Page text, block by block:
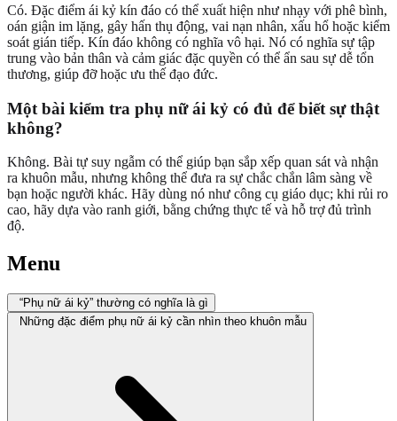
Có. Đặc điểm ái kỷ kín đáo có thể xuất hiện như nhạy với phê bình,
oán giận im lặng, gây hấn thụ động, vai nạn nhân, xấu hổ hoặc kiểm
soát gián tiếp. Kín đáo không có nghĩa vô hại. Nó có nghĩa sự tập
trung vào bản thân và cảm giác đặc quyền có thể ẩn sau sự dễ tổn
thương, giúp đỡ hoặc ưu thế đạo đức.
Một bài kiểm tra phụ nữ ái kỷ có đủ để biết sự thật
không?
Không. Bài tự suy ngẫm có thể giúp bạn sắp xếp quan sát và nhận
ra khuôn mẫu, nhưng không thể đưa ra sự chắc chắn lâm sàng về
bạn hoặc người khác. Hãy dùng nó như công cụ giáo dục; khi rủi ro
cao, hãy dựa vào ranh giới, bằng chứng thực tế và hỗ trợ đủ trình
độ.
Menu
“Phụ nữ ái kỷ” thường có nghĩa là gì
Những đặc điểm phụ nữ ái kỷ cần nhìn theo khuôn mẫu